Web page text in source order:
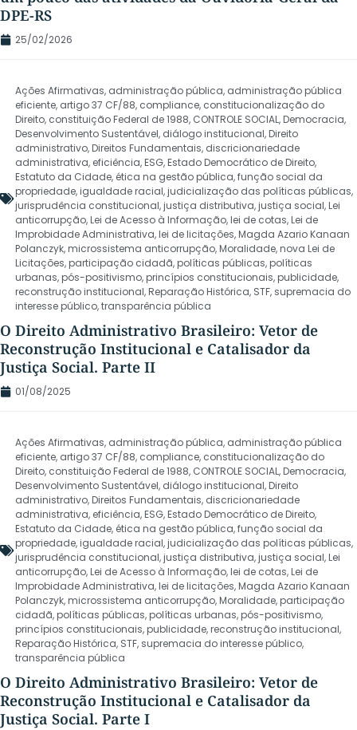
DPE-RS
25/02/2026
Ações Afirmativas, administração pública, administração pública
eficiente, artigo 37 CF/88, compliance, constitucionalização do
Direito, constituição Federal de 1988, CONTROLE SOCIAL,Democracia,
Desenvolvimento Sustentável, diálogo institucional,Direito
administrativo,Direitos Fundamentais, discricionariedade
administrativa, eficiência,ESG,Estado Democrático de Direito,
Estatuto da Cidade, ética na gestão pública,função social da
propriedade,igualdade racial,judicialização das políticas públicas,
jurisprudência constitucional,justiça distributiva,justiça social,Lei
anticorrupção,Lei de Acesso à Informação,lei de cotas,Lei de
Improbidade Administrativa,lei de licitações,Magda Azario Kanaan
Polanczyk,microssistema anticorrupção,Moralidade,nova Lei de
Licitações,participação cidadã,políticas públicas,políticas
urbanas,pós-positivismo,princípios constitucionais,publicidade,
reconstrução institucional,Reparação Histórica, STF, supremacia do
interesse público,transparência pública
O Direito Administrativo Brasileiro: Vetor de
Reconstrução Institucional e Catalisador da
Justiça Social. Parte II
01/08/2025
Ações Afirmativas, administração pública, administração pública
eficiente, artigo 37 CF/88, compliance, constitucionalização do
Direito, constituição Federal de 1988, CONTROLE SOCIAL,Democracia,
Desenvolvimento Sustentável, diálogo institucional,Direito
administrativo,Direitos Fundamentais, discricionariedade
administrativa, eficiência,ESG,Estado Democrático de Direito,
Estatuto da Cidade, ética na gestão pública,função social da
propriedade,igualdade racial,judicialização das políticas públicas,
jurisprudência constitucional,justiça distributiva,justiça social,Lei
anticorrupção,Lei de Acesso à Informação,lei de cotas,Lei de
Improbidade Administrativa,lei de licitações,Magda Azario Kanaan
Polanczyk,microssistema anticorrupção,Moralidade,participação
cidadã,políticas públicas,políticas urbanas,pós-positivismo,
princípios constitucionais,publicidade,reconstrução institucional,
Reparação Histórica, STF, supremacia do interesse público,
transparência pública
O Direito Administrativo Brasileiro: Vetor de
Reconstrução Institucional e Catalisador da
Justiça Social. Parte I